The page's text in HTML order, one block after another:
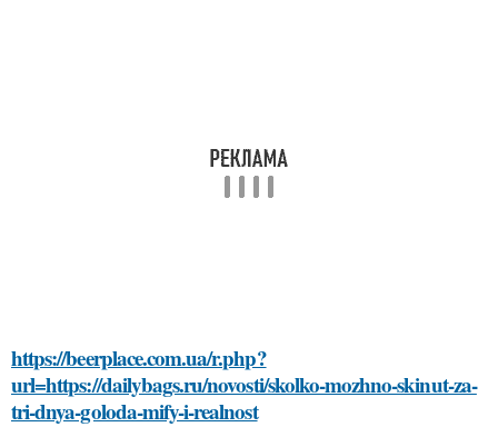
https://beerplace.com.ua/r.php?
url=https://dailybags.ru/novosti/skolko-mozhno-skinut-za-
tri-dnya-goloda-mify-i-realnost